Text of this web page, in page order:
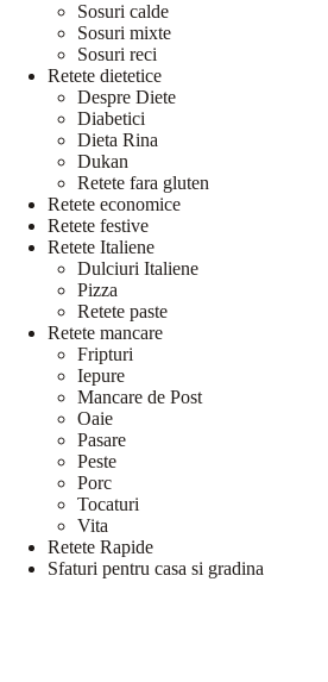
Sosuri calde
Sosuri mixte
Sosuri reci
Retete dietetice
Despre Diete
Diabetici
Dieta Rina
Dukan
Retete fara gluten
Retete economice
Retete festive
Retete Italiene
Dulciuri Italiene
Pizza
Retete paste
Retete mancare
Fripturi
Iepure
Mancare de Post
Oaie
Pasare
Peste
Porc
Tocaturi
Vita
Retete Rapide
Sfaturi pentru casa si gradina